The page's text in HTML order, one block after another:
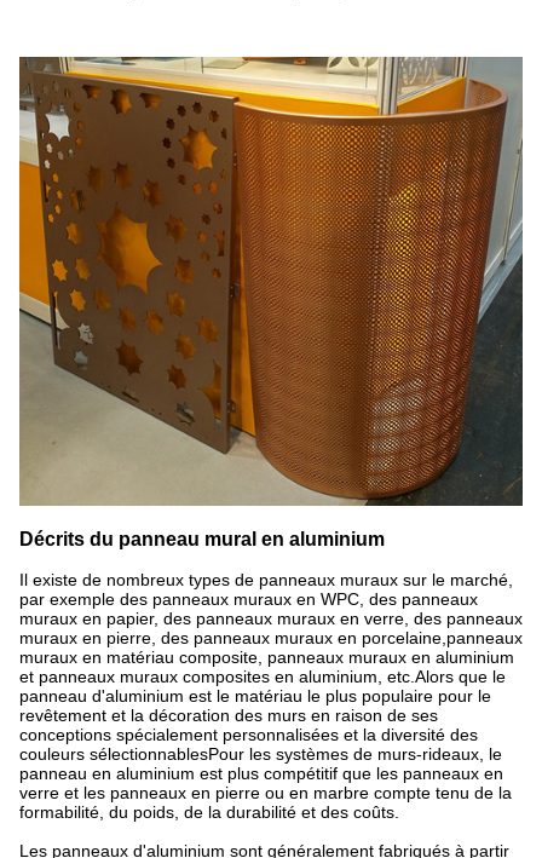
Décrits du panneau mural en aluminium
Il existe de nombreux types de panneaux muraux sur le marché,
par exemple des panneaux muraux en WPC, des panneaux
muraux en papier, des panneaux muraux en verre, des panneaux
muraux en pierre, des panneaux muraux en porcelaine,panneaux
muraux en matériau composite, panneaux muraux en aluminium
et panneaux muraux composites en aluminium, etc.Alors que le
panneau d'aluminium est le matériau le plus populaire pour le
revêtement et la décoration des murs en raison de ses
conceptions spécialement personnalisées et la diversité des
couleurs sélectionnablesPour les systèmes de murs-rideaux, le
panneau en aluminium est plus compétitif que les panneaux en
verre et les panneaux en pierre ou en marbre compte tenu de la
formabilité, du poids, de la durabilité et des coûts.
Les panneaux d'aluminium sont généralement fabriqués à partir